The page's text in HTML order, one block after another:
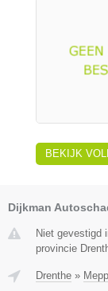
BEKIJK
Dijkman
Niet gevestigd
provincie
Drenthe »